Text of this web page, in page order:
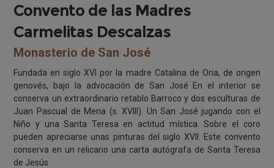
Convento de las Madres
Carmelitas Descalzas
Monasterio de San José
Fundada en siglo XVI por la madre Catalina de Oria, de origen
genovés, bajo la advocación de San José En el interior se
conserva un extraordinario retablo Barroco y dos esculturas de
Juan Pascual de Mena (s. XVIII). Un San José jugando con el
Niño y una Santa Teresa en actitud mística. Sobre el coro
pueden apreciarse unas pinturas del siglo XVII. Este convento
conserva en un relicario una carta autógrafa de Santa Teresa
de Jesús.